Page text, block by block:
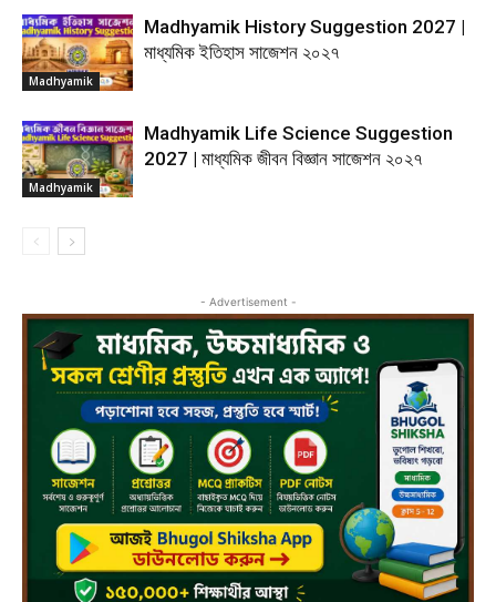
Madhyamik
Madhyamik History Suggestion 2027 |
মাধ্যমিক ইতিহাস সাজেশন ২০২৭
Madhyamik
Madhyamik Life Science Suggestion
2027 | মাধ্যমিক জীবন বিজ্ঞান সাজেশন ২০২৭
- Advertisement -